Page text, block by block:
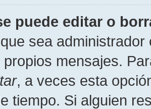
puede editar o
sea
propios mensajes.
, a veces esta
tiempo. Si alguien